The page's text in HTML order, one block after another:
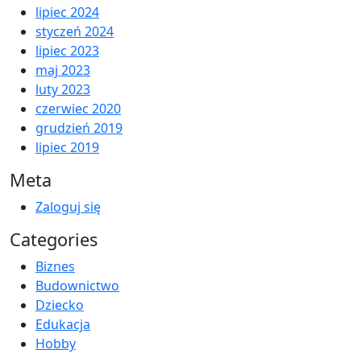
lipiec 2024
styczeń 2024
lipiec 2023
maj 2023
luty 2023
czerwiec 2020
grudzień 2019
lipiec 2019
Meta
Zaloguj się
Categories
Biznes
Budownictwo
Dziecko
Edukacja
Hobby